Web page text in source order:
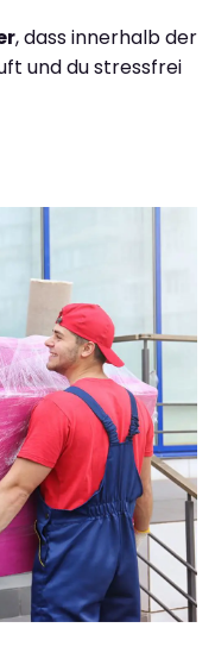
, dass innerhalb der
und du stressfrei